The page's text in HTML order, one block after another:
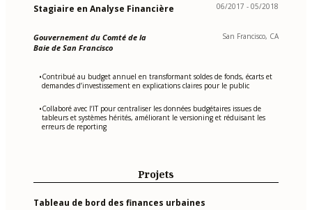
Stagiaire en Analyse Financière 06/2017 - 05/2018
Gouvernement du Comté de la
Baie de San Francisco
San Francisco, CA
•Contribué au budget annuel en transformant soldes de fonds, écarts et
demandes d’investissement en explications claires pour le public
•Collaboré avec l’IT pour centraliser les données budgétaires issues de
tableurs et systèmes hérités, améliorant le versioning et réduisant les
erreurs de reporting
Projets
Tableau de bord des finances urbaines